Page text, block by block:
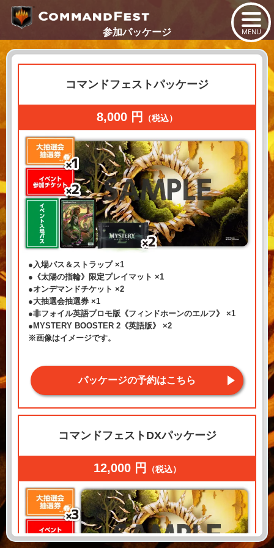
MENU
参加パッケージ
コマンドフェストパッケージ
8,000 円 （税込）
入場パス＆ストラップ ×1
《太陽の指輪》限定プレイマット ×1
オンデマンドチケット ×2
大抽選会抽選券 ×1
非フォイル英語プロモ版《フィンドホーンのエルフ》 ×1
MYSTERY BOOSTER 2《英語版》 ×2
画像はイメージです。
パッケージの予約はこちら
コマンドフェストDXパッケージ
12,000 円 （税込）